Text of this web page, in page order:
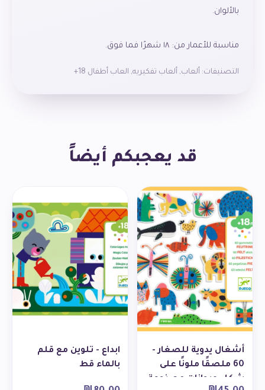
مناسبة للأعمار من: ١٨ شهرًا فما فوق.
التصنيفات: ألعاب, ألعاب تفكيريه, العاب أطفال 18+
قد يعجبكم أيضاً
أشغال يدوية للصغار -
60 ملصقًا ملونًا على
شكل حيوانات مصنوعة
ابداع - تلوين مع قلم
بالماء قط